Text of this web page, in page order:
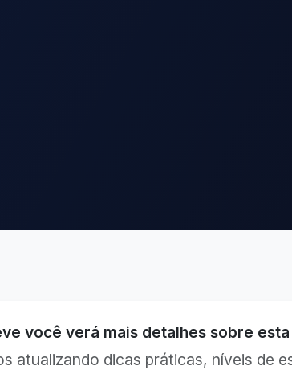
você verá mais detalhes sobre
atualizando dicas práticas, níveis de